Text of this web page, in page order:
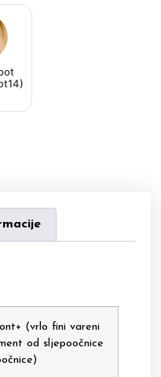
(vrlo fini vareni
od sljepoočnice